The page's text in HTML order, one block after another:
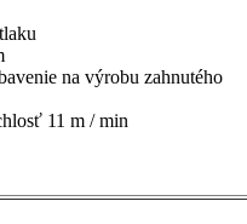
na výrobu zahnutého
11 m / min